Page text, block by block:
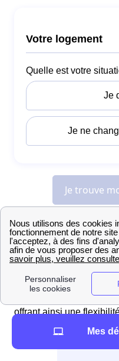
Toutes les démarches
Allainville : de
Démarches pour
Pour les Allainvilloise et
moyens de paiement
offrant ainsi une
Mes